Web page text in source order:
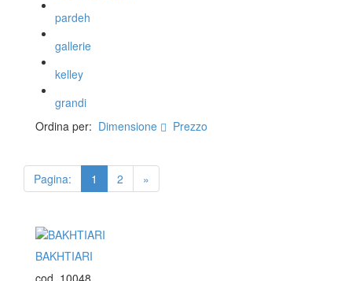
TAPPETI CLASSICI
Collezione Hyderabad
Collezione Peshawar
Collezione Agra
Collezione Zigler
TAPPETI CAUCASICI
Tappeti Caucasici Antichi: Karabagh
Tappeti Caucasici Antichi : Shirvan
TAPPETI ANTICHI DA COLLEZIONE
pardeh
gallerie
kelley
grandi
Ordina per: Dimensione Prezzo
Pagina: 1 2 »
BAKHTIARI
cod. 10048